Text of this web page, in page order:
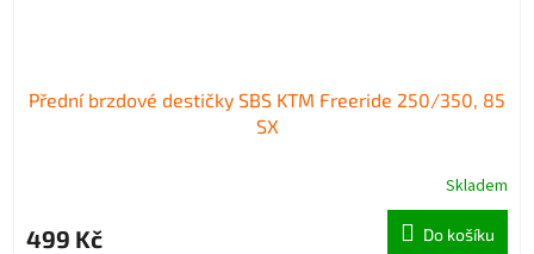
Přední brzdové destičky SBS KTM Freeride 250/350, 85
SX
Skladem
499 Kč Do košíku